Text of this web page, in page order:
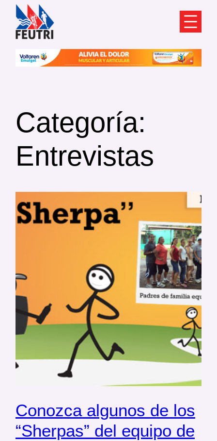
Saltar
contenido
Categoría:
Entrevistas
Conozca algunos de los
“Sherpas” del equipo de